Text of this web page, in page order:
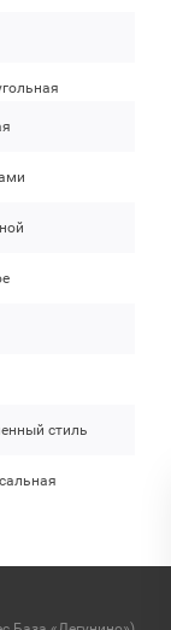
стиль